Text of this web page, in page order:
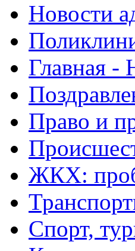
Новости
Главная -
Право и
ЖКХ:
Спорт,